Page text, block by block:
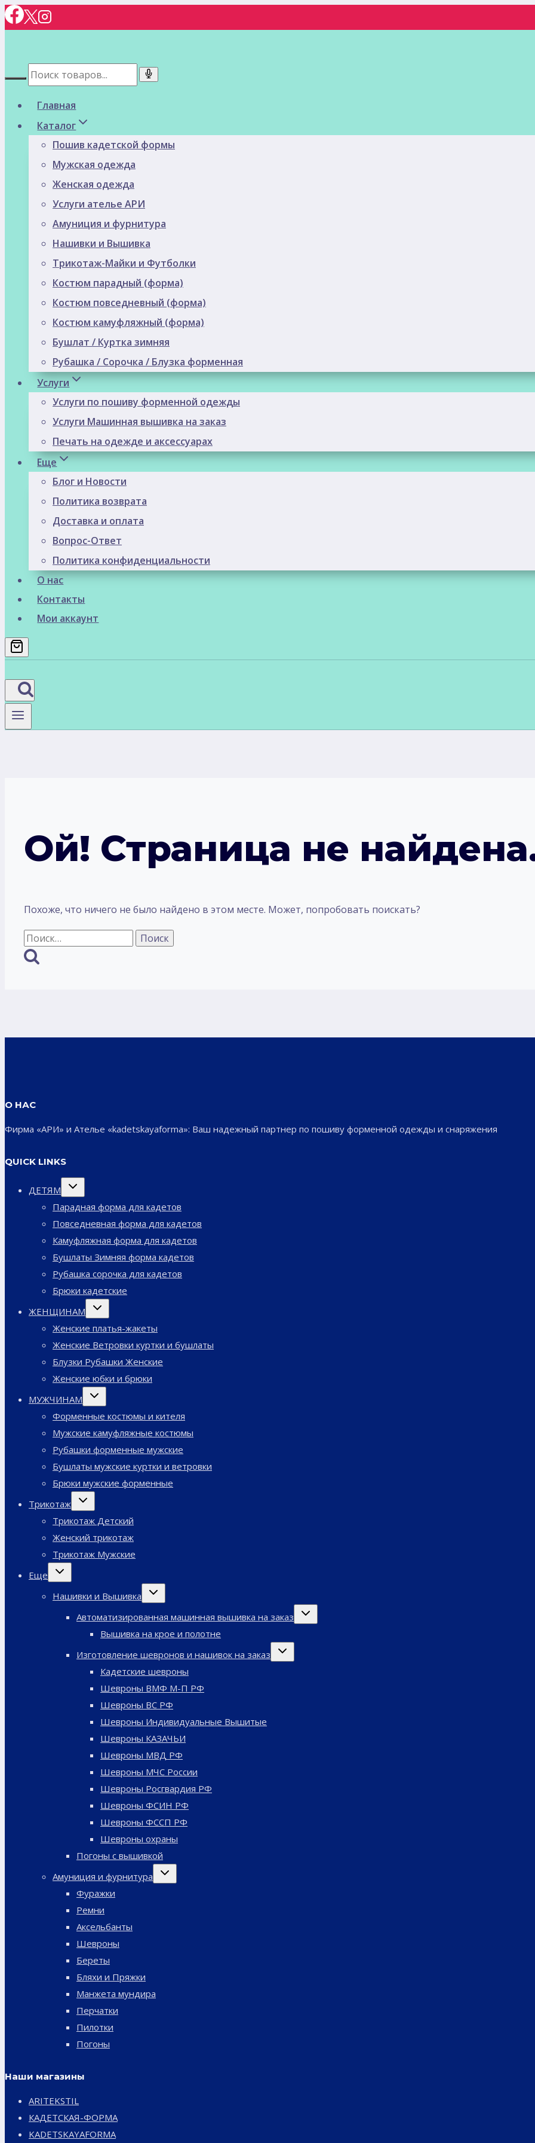
Перейти
к
Главная
Каталог
Пошив кадетской формы
Мужская одежда
Женская одежда
Услуги ателье АРИ
Амуниция и фурнитура
Нашивки и Вышивка
Трикотаж-Майки и Футболки
Костюм парадный (форма)
Костюм повседневный (форма)
Костюм камуфляжный (форма)
Бушлат / Куртка зимняя
Рубашка / Сорочка / Блузка форменная
Услуги
Услуги по пошиву форменной одежды
Услуги Машинная вышивка на заказ
Печать на одежде и аксессуарах
Еще
Блог и Новости
Политика возврата
Доставка и оплата
Вопрос-Ответ
Политика конфиденциальности
О нас
Контакты
Мои аккаунт
Ой! Страница не
Похоже, что ничего не было найдено в этом месте. Может, попробовать поискать?
Найти:
О НАС
Фирма «АРИ» и Ателье «kadetskayaforma»: Ваш надежный партнер по пошиву форменной одежды и снаряжения
QUICK LINKS
ДЕТЯМ
Переключить
Парадная форма для кадетов
Повседневная форма для кадетов
Камуфляжная форма для кадетов
Бушлаты Зимняя форма кадетов
Рубашка сорочка для кадетов
Брюки кадетские
ЖЕНЩИНАМ
Переключить
Женские платья-жакеты
Женские Ветровки куртки и бушлаты
Блузки Рубашки Женские
Женские юбки и брюки
МУЖЧИНАМ
Переключить
Форменные костюмы и кителя
Мужские камуфляжные костюмы
Рубашки форменные мужские
Бушлаты мужские куртки и ветровки
Брюки мужские форменные
Трикотаж
Переключить
Трикотаж Детский
Женский трикотаж
Трикотаж Мужские
Еще
Переключить
Нашивки и Вышивка
Переключить
Автоматизированная машинная вышивка на заказ
Переключить
Вышивка на крое и полотне
Изготовление шевронов и нашивок на заказ
Переключить
Кадетские шевроны
Шевроны ВМФ М-П РФ
Шевроны ВС РФ
Шевроны Индивидуальные Вышитые
Шевроны КАЗАЧЬИ
Шевроны МВД РФ
Шевроны МЧС России
Шевроны Росгвардия РФ
Шевроны ФСИН РФ
Шевроны ФССП РФ
Шевроны охраны
Погоны с вышивкой
Амуниция и фурнитура
Переключить
Фуражки
Ремни
Аксельбанты
Шевроны
Береты
Бляхи и Пряжки
Манжета мундира
Перчатки
Пилотки
Погоны
Наши магазины
ARITEKSTIL
КАДЕТСКАЯ-ФОРМА
KADETSKAYAFORMA